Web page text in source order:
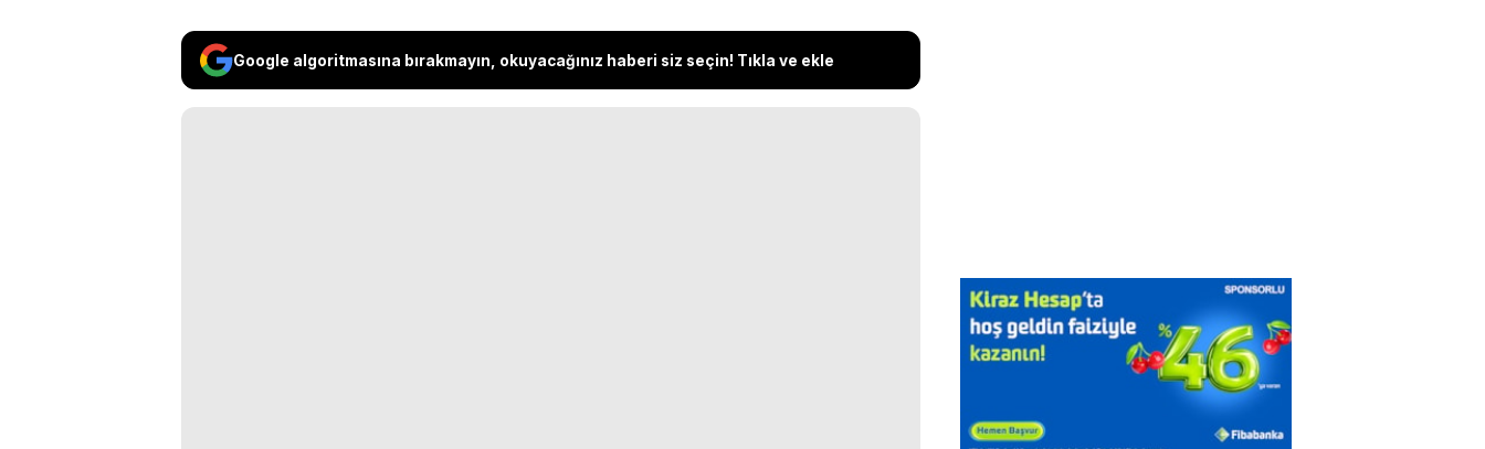
Google algoritmasına bırakmayın, okuyacağınız haberi siz seçin! Tıkla ve ekle